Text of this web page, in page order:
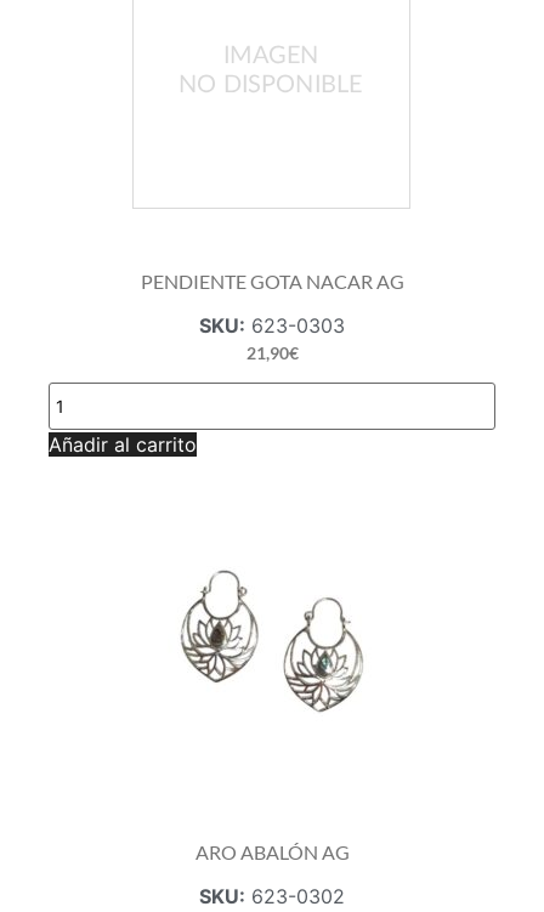
PENDIENTE GOTA NACAR AG
SKU: 623-0303
21,90€
PENDIENTE
GOTA
NACAR
AG
Añadir al carrito
ARO ABALÓN AG
SKU: 623-0302